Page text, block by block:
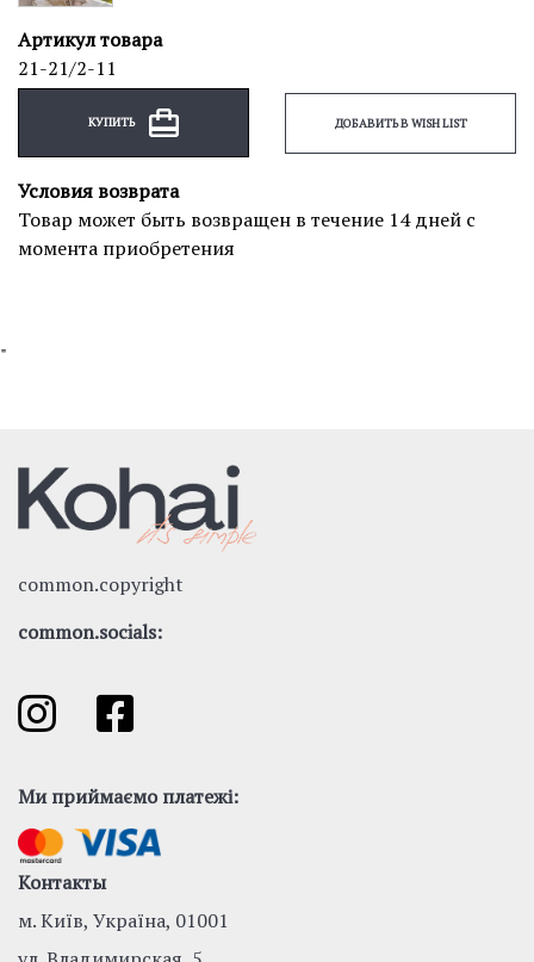
Артикул товара
21-21/2-11
КУПИТЬ ДОБАВИТЬ В WISH LIST
Условия возврата
Товар может быть возвращен в течение 14 дней с
момента приобретения
"
common.copyright
common.socials:
Ми приймаємо платежі:
Контакты
м. Київ, Україна, 01001